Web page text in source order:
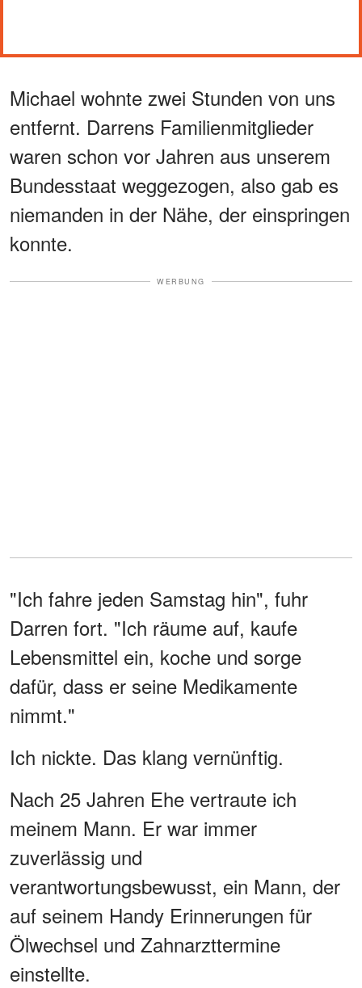
Michael wohnte zwei Stunden von uns
entfernt. Darrens Familienmitglieder
waren schon vor Jahren aus unserem
Bundesstaat weggezogen, also gab es
niemanden in der Nähe, der einspringen
konnte.
WERBUNG
"Ich fahre jeden Samstag hin", fuhr
Darren fort. "Ich räume auf, kaufe
Lebensmittel ein, koche und sorge
dafür, dass er seine Medikamente
nimmt."
Ich nickte. Das klang vernünftig.
Nach 25 Jahren Ehe vertraute ich
meinem Mann. Er war immer
zuverlässig und
verantwortungsbewusst, ein Mann, der
auf seinem Handy Erinnerungen für
Ölwechsel und Zahnarzttermine
einstellte.